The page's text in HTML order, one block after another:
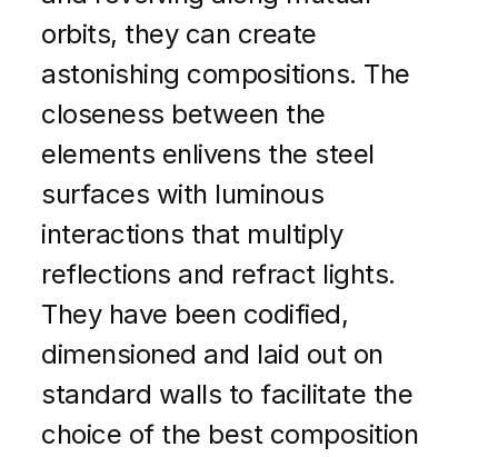
orbits, they can create
astonishing compositions. The
closeness between the
elements enlivens the steel
surfaces with luminous
interactions that multiply
reflections and refract lights.
They have been codified,
dimensioned and laid out on
standard walls to facilitate the
choice of the best composition